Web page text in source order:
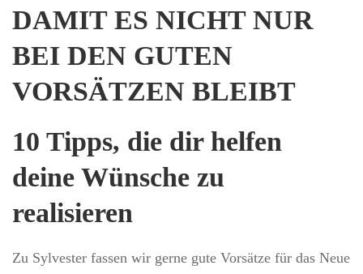
DAMIT ES NICHT NUR
BEI DEN GUTEN
VORSÄTZEN BLEIBT
10 Tipps, die dir helfen
deine Wünsche zu
realisieren
Zu Sylvester fassen wir gerne gute Vorsätze für das Neue